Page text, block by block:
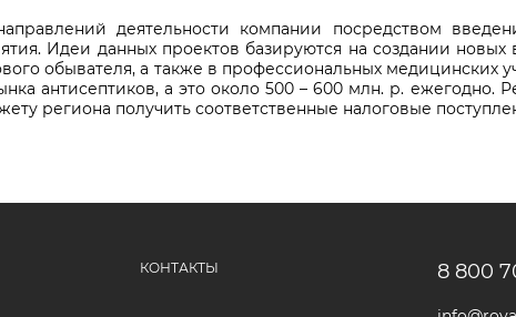
деятельности компании посредством
Идеи данных проектов базируются на создании новых
обывателя, а также в профессиональных медицинских
антисептиков, а это около 500 – 600 млн. р. ежегодно.
региона получить соответственные налоговые
КОНТАКТЫ 8 800